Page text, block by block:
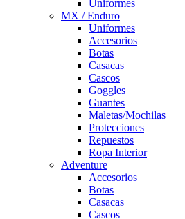
Uniformes
MX / Enduro
Uniformes
Accesorios
Botas
Casacas
Cascos
Goggles
Guantes
Maletas/Mochilas
Protecciones
Repuestos
Ropa Interior
Adventure
Accesorios
Botas
Casacas
Cascos